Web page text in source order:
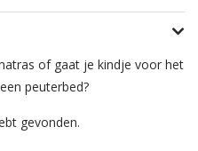
of gaat je kindje voor het
peuterbed?
gevonden.